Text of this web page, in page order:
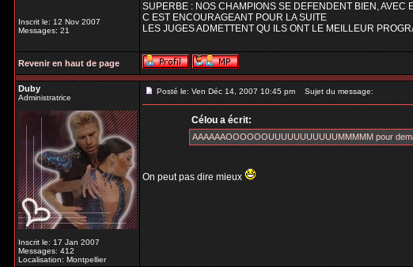
Inscrit le: 12 Nov 2007
Messages: 21
SUPERBE : NOS CHAMPIONS SE DEFENDENT BIEN, AVEC
C EST ENCOURAGEANT POUR LA SUITE
LES JUGES ADMETTENT QU ILS ONT LE MEILLEUR
Revenir en haut de page
Duby
Administratrice
Inscrit le: 17 Jan 2007
Messages: 412
Localisation: Montpellier
Posté le: Ven Déc 14, 2007 10:45 pm Sujet du message:
Célou a écrit:
AAAAAAOOOOOOUUUUUUUUUUUMMMMM pour
On peut pas dire mieux